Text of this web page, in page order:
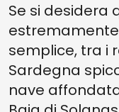
Se si desidera
estremamente
semplice, tra i
Sardegna
nave